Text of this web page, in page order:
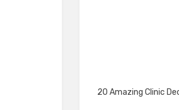
20 Amazing Clinic